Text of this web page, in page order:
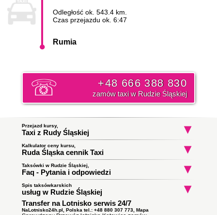
Odległość ok. 543.4 km.
Czas przejazdu ok. 6:47
Rumia
+48 666 388 830
zamów taxi w Rudzie Śląskiej
Przejazd kursy,
Taxi z Rudy Śląskiej
Taxi Ruda Śląska
Księdza Ludwika Tunkla
do Zabrze
Stare Osiedle
do Sławatycze
Taxi Ruda
Halemba
Kalkulator ceny kursu,
Ruda Śląska cennik Taxi
Koniec trasy:
Taksówki w Rudzie Śląskiej,
Faq - Pytania i odpowiedzi
Jak zamówić taksówkę w Rudzie Śląskiej?
To proste wystarczy zadzwonić i złożyć zamówienie. Nasz
dyspozytor poinformuję państwa o orientacyjnym czasie
podjazdu taksówki i wyśle ją pod wskazany adres. Klikni i
Taxi Ruda Śląskaile zapłacę za kurs do miasta Rumia?
Cenataksówki w Rudzie ŚląskiejRudzka Kuźnica do
Spis taksówkarskich
usług w Rudzie Śląskiej
Obsługują zlecenia samochodami kombi
Transfer na Lotnisko serwis 24/7
NaLotnisko24h.pl, Polska tel.: +48 880 307 773, Mapa